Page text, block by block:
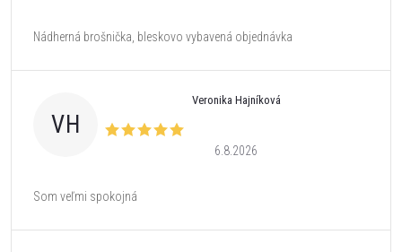
Nádherná brošnička, bleskovo vybavená objednávka
VH
Veronika Hajníková
6.8.2026
Som veľmi spokojná